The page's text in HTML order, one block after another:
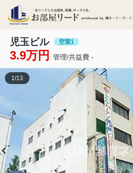
児玉ビル 空室1
3.9万円 管理/共益費 -
1 /13